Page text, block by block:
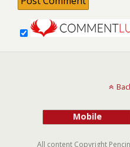
Mobile
All content Copyright